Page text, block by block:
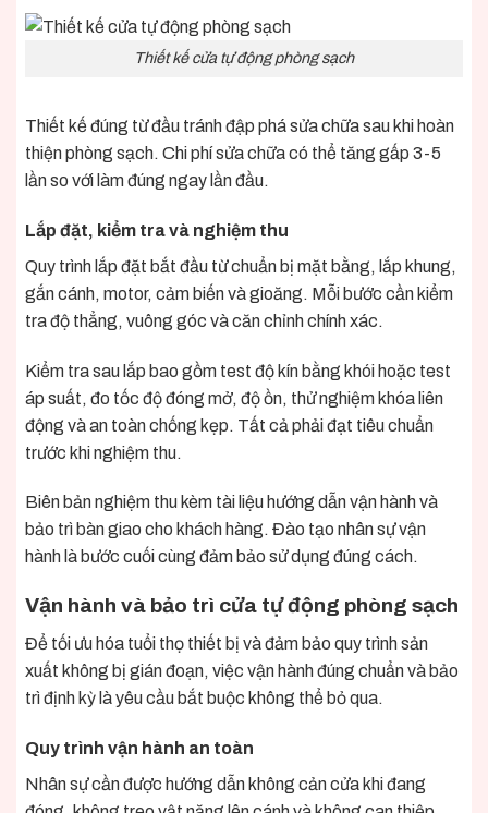
Thiết kế cửa tự động phòng sạch
Thiết kế đúng từ đầu tránh đập phá sửa chữa sau khi hoàn
thiện phòng sạch. Chi phí sửa chữa có thể tăng gấp 3-5
lần so với làm đúng ngay lần đầu.
Lắp đặt, kiểm tra và nghiệm thu
Quy trình lắp đặt bắt đầu từ chuẩn bị mặt bằng, lắp khung,
gắn cánh, motor, cảm biến và gioăng. Mỗi bước cần kiểm
tra độ thẳng, vuông góc và căn chỉnh chính xác.
Kiểm tra sau lắp bao gồm test độ kín bằng khói hoặc test
áp suất, đo tốc độ đóng mở, độ ồn, thử nghiệm khóa liên
động và an toàn chống kẹp. Tất cả phải đạt tiêu chuẩn
trước khi nghiệm thu.
Biên bản nghiệm thu kèm tài liệu hướng dẫn vận hành và
bảo trì bàn giao cho khách hàng. Đào tạo nhân sự vận
hành là bước cuối cùng đảm bảo sử dụng đúng cách.
Vận hành và bảo trì cửa tự động phòng sạch
Để tối ưu hóa tuổi thọ thiết bị và đảm bảo quy trình sản
xuất không bị gián đoạn, việc vận hành đúng chuẩn và bảo
trì định kỳ là yêu cầu bắt buộc không thể bỏ qua.
Quy trình vận hành an toàn
Nhân sự cần được hướng dẫn không cản cửa khi đang